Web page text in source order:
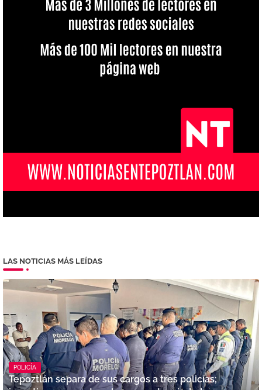
LAS NOTICIAS MÁS LEÍDAS
POLICÍA
Tepoztlán separa de sus cargos a tres policías;